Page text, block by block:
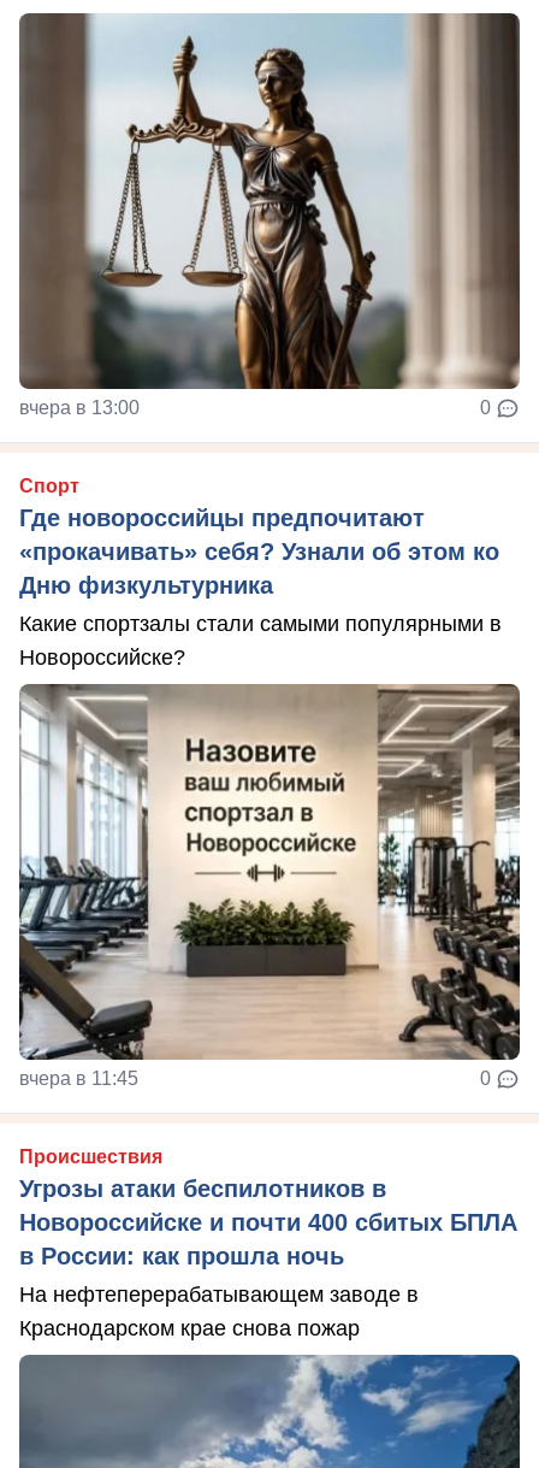
вчера в 13:00 0
Спорт
Где новороссийцы предпочитают
«прокачивать» себя? Узнали об этом ко
Дню физкультурника
Какие спортзалы стали самыми популярными в
Новороссийске?
вчера в 11:45 0
Происшествия
Угрозы атаки беспилотников в
Новороссийске и почти 400 сбитых БПЛА
в России: как прошла ночь
На нефтеперерабатывающем заводе в
Краснодарском крае снова пожар